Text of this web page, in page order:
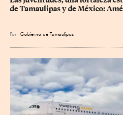
de Tamaulipas y de México:
Por Gobierno de Tamaulipas